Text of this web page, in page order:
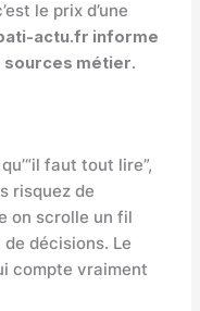
le prix d’une
actu.fr informe
sources métier.
faut tout lire”,
risquez de
on scrolle un fil
décisions. Le
compte vraiment